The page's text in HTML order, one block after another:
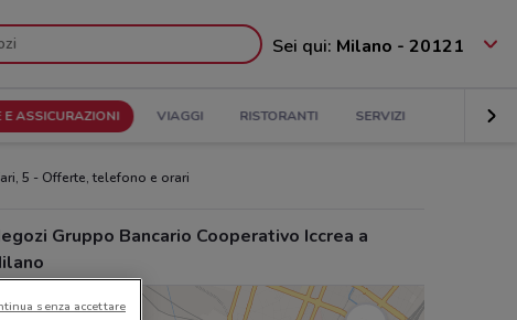
Sei qui: Milano - 20121
E ASSICURAZIONI VIAGGI RISTORANTI SERVIZI
5 - Offerte, telefono e orari
Gruppo Bancario Cooperativo Iccrea a
senza accettare